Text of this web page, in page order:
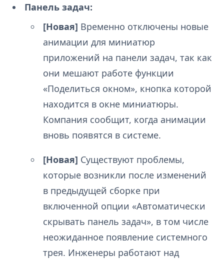
Панель задач:
[Новая] Временно отключены новые
анимации для миниатюр
приложений на панели задач, так как
они мешают работе функции
«Поделиться окном», кнопка которой
находится в окне миниатюры.
Компания сообщит, когда анимации
вновь появятся в системе.
[Новая] Существуют проблемы,
которые возникли после изменений
в предыдущей сборке при
включенной опции «Автоматически
скрывать панель задач», в том числе
неожиданное появление системного
трея. Инженеры работают над